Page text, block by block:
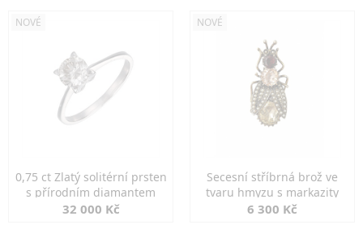
NOVÉ
0,75 ct Zlatý solitérní prsten
s přírodním diamantem
32 000 Kč
NOVÉ
Secesní stříbrná brož ve
tvaru hmyzu s markazity
6 300 Kč